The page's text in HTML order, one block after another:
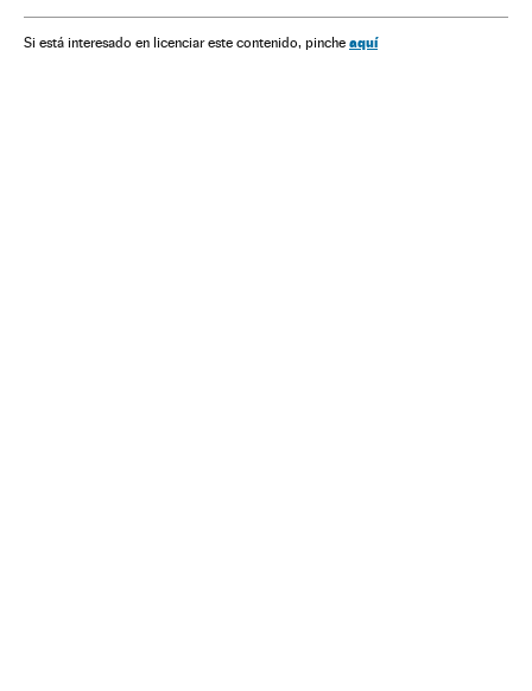
Si está interesado en licenciar este contenido, pinche aquí